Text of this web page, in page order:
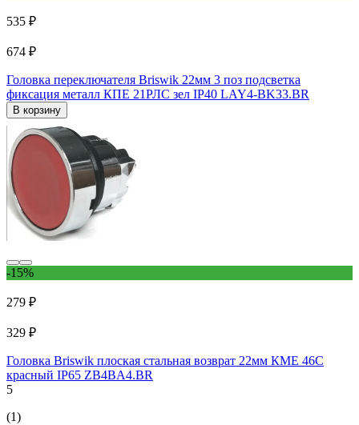
535 ₽
674 ₽
Головка переключателя Briswik 22мм 3 поз подсветка
фиксация металл КПЕ 21РЛС зел IP40 LAY4-BK33.BR
В корзину
-15%
279 ₽
329 ₽
Головка Briswik плоская стальная возврат 22мм КМЕ 46С
красный IP65 ZB4BA4.BR
5
(1)